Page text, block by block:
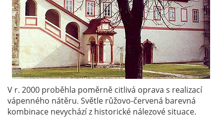
V r. 2000 proběhla poměrně citlivá oprava s realizací
vápenného nátěru. Světle růžovo-červená barevná
kombinace nevychází z historické nálezové situace.